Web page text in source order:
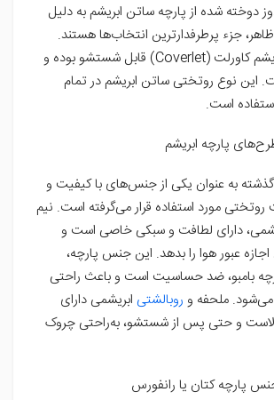
شده از پارچه ساتن ابریشم به دلیل
جزء پرطرفدارترین انتخاب‌ها هستند.
روتختی ساتن ابریشم کاورلت (Coverlet) قابل شستشو بوده و
این نوع روتختی ساتن ابریشم در تمام
است.
پارچه ابریشم
گذشته به عنوان یکی از جنس‌های با کیفیت و
مورد استفاده قرار می‌گرفته است. نیم
دارای لطافت و سبکی خاصی است و
عبور هوا را بدهد. این جنس پارچه،
بامبو، ضد حساسیت است و باعث راحتی
می‌شود. ملحفه و روبالشتی ابریشمی دارای
و حتی پس از شستشو، به‌راحتی چروک
پارچه کتان یا رانفورس